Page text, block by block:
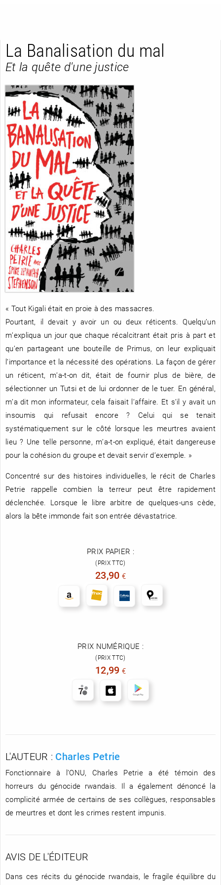
RETOUR
À PARAÎTRE
NOUVEAUTÉS
TOUT LE CATALOGUE
RETOUR
AVIS
RENCONTRE AVEC…
RETOUR
A LA UNE
REVUE DE PRESSE
La Banalisation du mal
Et la quête d'une justice
« Tout Kigali était en proie à des massacres.
Pourtant, il devait y avoir un ou deux réticents. Quelqu’un
m’expliqua un jour que chaque récalcitrant était pris à part et
qu’en partageant une bouteille de Primus, on leur expliquait
l’importance et la nécessité des opérations. La façon de gérer
un réticent, m’a-t-on dit, était de fournir plus de bière, de
sélectionner un Tutsi et de lui ordonner de le tuer. En général,
m’a dit mon informateur, cela faisait l’affaire. Et s’il y avait un
insoumis qui refusait encore ? Celui qui se tenait
systématiquement sur le côté lorsque les meurtres avaient
lieu ? Une telle personne, m’a-t-on expliqué, était dangereuse
pour la cohésion du groupe et devait servir d’exemple. »
Concentré sur des histoires individuelles, le récit de Charles
Petrie rappelle combien la terreur peut être rapidement
déclenchée. Lorsque le libre arbitre de quelques-uns cède,
alors la bête immonde fait son entrée dévastatrice.
PRIX PAPIER :
(PRIX TTC)
23,90 €
PRIX NUMÉRIQUE :
(PRIX TTC)
12,99 €
L'AUTEUR : Charles Petrie
Fonctionnaire à l’ONU, Charles Petrie a été témoin des
horreurs du génocide rwandais. Il a également dénoncé la
complicité armée de certains de ses collègues, responsables
de meurtres et dont les crimes restent impunis.
AVIS DE L'ÉDITEUR
Dans ces récits du génocide rwandais, le fragile équilibre du